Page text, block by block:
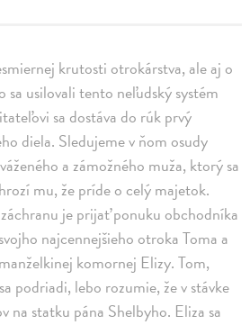
krutosti otrokárstva, ale aj o
sa usilovali tento neľudský systém
sa dostáva do rúk prvý
diela. Sledujeme v ňom osudy
a zámožného muža, ktorý sa
mu, že príde o celý majetok.
je prijať ponuku obchodníka
najcennejšieho otroka Toma a
komornej Elizy. Tom,
podriadi, lebo rozumie, že v stávke
na statku pána Shelbyho. Eliza sa